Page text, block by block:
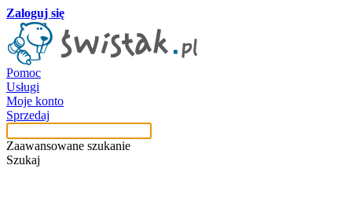
Zaloguj się
Pomoc
Usługi
Moje konto
Sprzedaj
Zaawansowane szukanie
Szukaj